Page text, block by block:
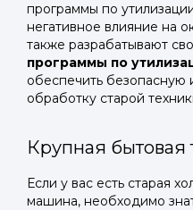
программы по
негативное влияние на
также разрабатывают
программы по
обеспечить безопасную
обработку старой
Крупная бытовая
Если у вас есть старая
машина, необходимо